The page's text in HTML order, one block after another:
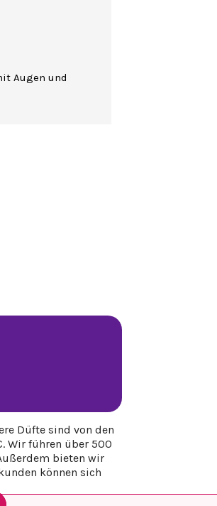
Augen und
Düfte sind von den
Wir führen über 500
bieten wir
können sich